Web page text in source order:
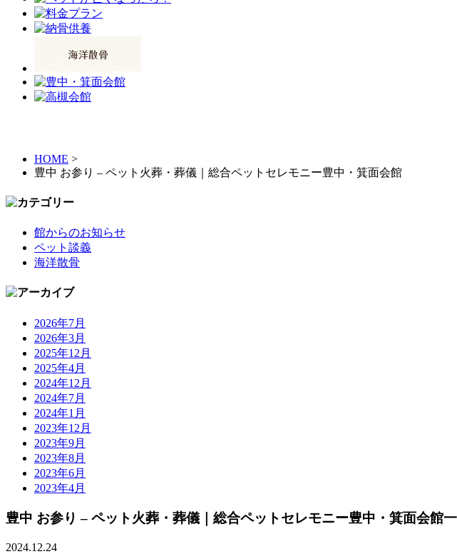
HOME >
豊中 お参り – ペット火葬・葬儀｜総合ペットセレモニー豊中・箕面会館
館からのお知らせ
ペット談義
海洋散骨
2026年7月
2026年3月
2025年12月
2025年4月
2024年12月
2024年7月
2024年1月
2023年12月
2023年9月
2023年8月
2023年6月
2023年4月
豊中 お参り – ペット火葬・葬儀｜総合ペットセレモニー豊中・箕面会館
2024.12.24